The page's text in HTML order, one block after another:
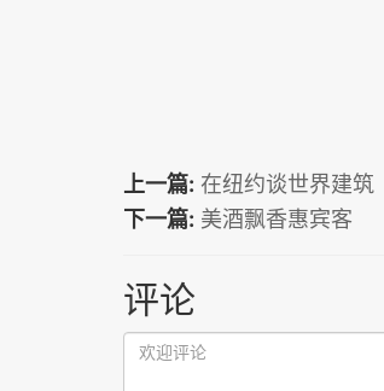
上一篇: 在纽约谈世界建筑
下一篇: 美酒飘香惠宾客
评论